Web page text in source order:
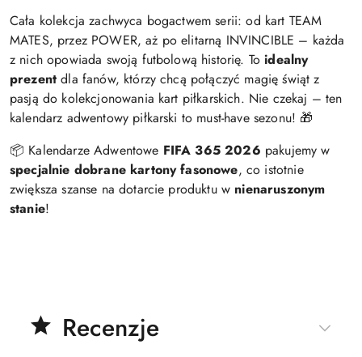
Cała kolekcja zachwyca bogactwem serii: od kart TEAM
MATES, przez POWER, aż po elitarną INVINCIBLE – każda
z nich opowiada swoją futbolową historię. Toidealny
prezent dla fanów, którzy chcą połączyć magię świąt z
pasją do kolekcjonowania kart piłkarskich. Nie czekaj – ten
kalendarz adwentowy piłkarski to must-have sezonu! 🎁
📦 Kalendarze Adwentowe FIFA 3652026 pakujemy w
specjalnie dobrane kartony fasonowe, co istotnie
zwiększa szanse na dotarcie produktu w nienaruszonym
stanie!
Recenzje